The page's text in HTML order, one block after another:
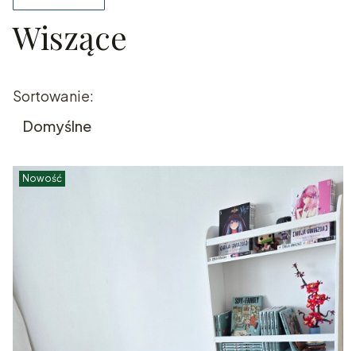
Koniec filtrów
Wiszące
Lista produktów
Sortowanie:
Domyślne
Nowość